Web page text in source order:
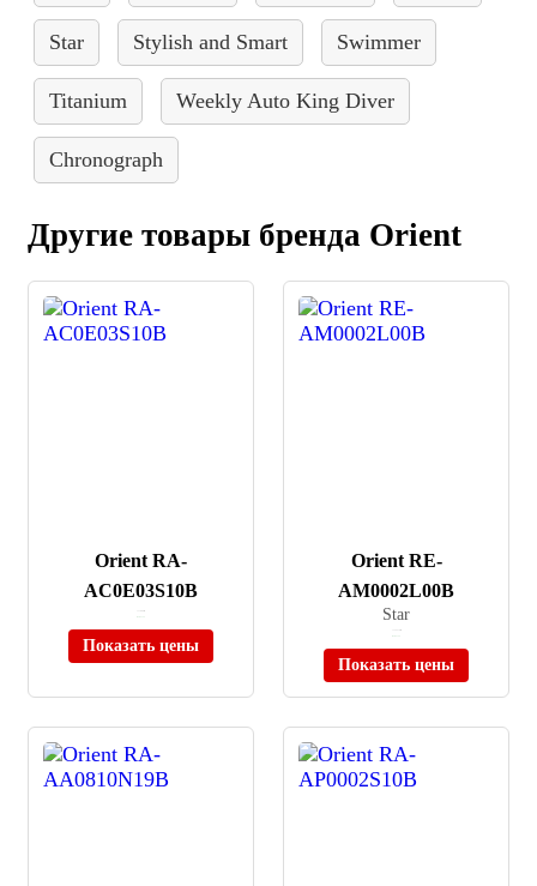
Star Stylish and Smart Swimmer
Titanium Weekly Auto King Diver
Chronograph
Другие товары бренда Orient
Orient RA-
AC0E03S10B
Показать цены
Orient RE-
AM0002L00B
Star
Показать цены